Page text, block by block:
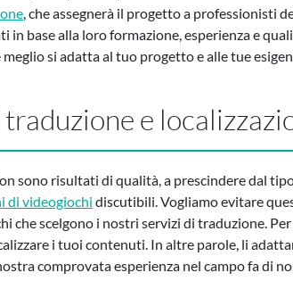
, che assegnerà il progetto a professionisti
in base alla loro formazione, esperienza e
si adatta al tuo progetto e alle tue
e
sono risultati di qualità, a prescindere dal
di videogiochi discutibili. Vogliamo evitare
che scelgono i nostri servizi di traduzione.
i tuoi contenuti. In altre parole, li
comprovata esperienza nel campo fa di